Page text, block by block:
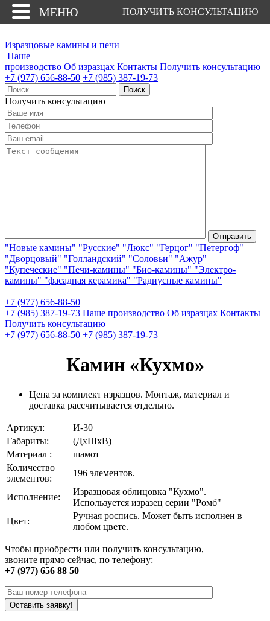
Изразцовые камины и печи
Наше
производство Об изразцах Контакты Получить консультацию
+7 (977) 656-88-50 +7 (985) 387-19-73
Найти:
Получить консультацию
"Новые камины" "Русские" "Люкс" "Герцог" "Петергоф"
"Дворцовый" "Голландский" "Соловьи" "Ажур"
"Купеческие" "Печи-камины" "Био-камины" "Электро-
камины" "фасадная керамика" "Радиусные камины"
+7 (977) 656-88-50
+7 (985) 387-19-73 Наше производство Об изразцах Контакты
Получить консультацию
+7 (977) 656-88-50 +7 (985) 387-19-73
Камин «Кухмо»
Цена за комплект изразцов. Монтаж, материал и
доставка рассчитывается отдельно.
Артикул:
И-30
Габариты:
(ДхШхВ)
Материал :
шамот
Количество
элементов:
196 элементов.
Исполнение:
Изразцовая облицовка "Кухмо".
Используется изразец серии "Ромб"
Цвет:
Ручная роспись. Может быть исполнен в
любом цвете.
Чтобы приобрести или получить консультацию,
звоните прямо сейчас, по телефону:
+7 (977) 656 88 50
МЕНЮ ПОЛУЧИТЬ КОНСУЛЬТАЦИЮ